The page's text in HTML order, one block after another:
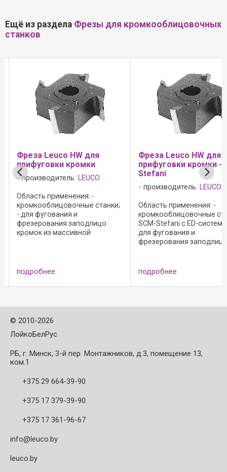
Ещё из раздела Фрезы для кромкооблицовочных
станков
Фреза Leuco HW для
прифуговки кромки - SCM-
Stefani
Область применения: -
кромкооблицовочные станки
SCM-Stefani с ED-системой; -
для фугования и
синтетических материалов;
Фреза с осевым углом, n max =
18 000 ...
подробнее
Фреза Leuco HW
прифуговки кромки
производитель:
кромкооблицовочные
- для фрезерования
заподлицо и снятия
кромках из массивной
древесины, шпона и
= 18 000 ...
подробнее
© 2010-2026
ЛойкоБелРус
РБ, г. Минск, 3-й пер. Монтажников, д.3, помещение 13,
ком.1
+375 29 664-39-90
+375 17 379-39-90
+375 17 361-96-67
info@leuco.by
leuco.by